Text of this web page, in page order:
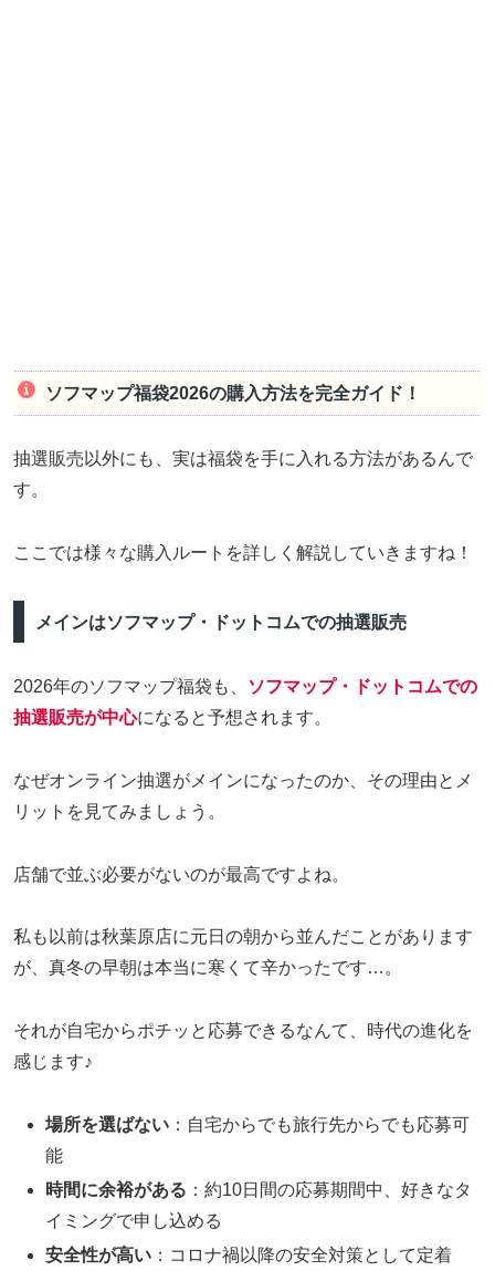
ソフマップ福袋2026の購入方法を完全ガイド！
抽選販売以外にも、実は福袋を手に入れる方法があるんで
す。
ここでは様々な購入ルートを詳しく解説していきますね！
メインはソフマップ・ドットコムでの抽選販売
2026年のソフマップ福袋も、
ソフマップ・ドットコムでの
抽選販売が中心になると予想されます。
なぜオンライン抽選がメインになったのか、その理由とメ
リットを見てみましょう。
店舗で並ぶ必要がないのが最高ですよね。
私も以前は秋葉原店に元日の朝から並んだことがあります
が、真冬の早朝は本当に寒くて辛かったです…。
それが自宅からポチッと応募できるなんて、時代の進化を
感じます♪
場所を選ばない ：自宅からでも旅行先からでも応募可
能
時間に余裕がある ：約10日間の応募期間中、好きなタ
イミングで申し込める
安全性が高い ：コロナ禍以降の安全対策として定着